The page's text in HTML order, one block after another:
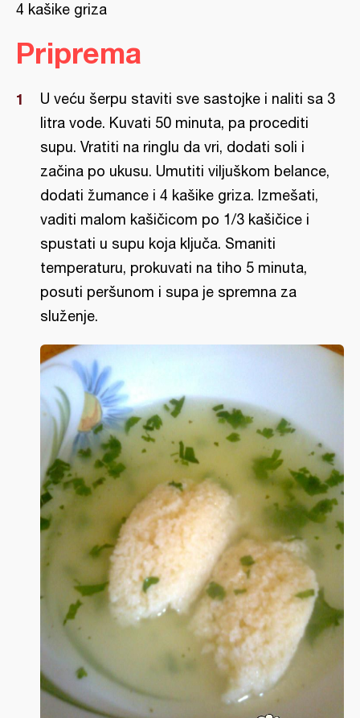
4 kašike griza
Priprema
U veću šerpu staviti sve sastojke i naliti sa 3
litra vode. Kuvati 50 minuta, pa procediti
supu. Vratiti na ringlu da vri, dodati soli i
začina po ukusu. Umutiti viljuškom belance,
dodati žumance i 4 kašike griza. Izmešati,
vaditi malom kašičicom po 1/3 kašičice i
spustati u supu koja ključa. Smaniti
temperaturu, prokuvati na tiho 5 minuta,
posuti peršunom i supa je spremna za
služenje.